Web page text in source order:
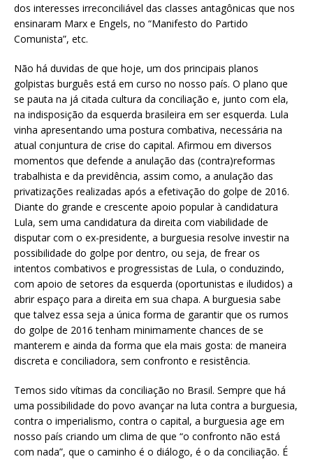
dos interesses irreconciliável das classes antagônicas que nos
ensinaram Marx e Engels, no “Manifesto do Partido
Comunista”, etc.
Não há duvidas de que hoje, um dos principais planos
golpistas burguês está em curso no nosso país. O plano que
se pauta na já citada cultura da conciliação e, junto com ela,
na indisposição da esquerda brasileira em ser esquerda. Lula
vinha apresentando uma postura combativa, necessária na
atual conjuntura de crise do capital. Afirmou em diversos
momentos que defende a anulação das (contra)reformas
trabalhista e da previdência, assim como, a anulação das
privatizações realizadas após a efetivação do golpe de 2016.
Diante do grande e crescente apoio popular à candidatura
Lula, sem uma candidatura da direita com viabilidade de
disputar com o ex-presidente, a burguesia resolve investir na
possibilidade do golpe por dentro, ou seja, de frear os
intentos combativos e progressistas de Lula, o conduzindo,
com apoio de setores da esquerda (oportunistas e iludidos) a
abrir espaço para a direita em sua chapa. A burguesia sabe
que talvez essa seja a única forma de garantir que os rumos
do golpe de 2016 tenham minimamente chances de se
manterem e ainda da forma que ela mais gosta: de maneira
discreta e conciliadora, sem confronto e resistência.
Temos sido vítimas da conciliação no Brasil. Sempre que há
uma possibilidade do povo avançar na luta contra a burguesia,
contra o imperialismo, contra o capital, a burguesia age em
nosso país criando um clima de que “o confronto não está
com nada”, que o caminho é o diálogo, é o da conciliação. É